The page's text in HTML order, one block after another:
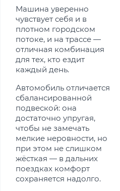
Машина уверенно
чувствует себя и в
плотном городском
потоке, и на трассе —
отличная комбинация
для тех, кто ездит
каждый день.
Автомобиль отличается
сбалансированной
подвеской: она
достаточно упругая,
чтобы не замечать
мелкие неровности, но
при этом не слишком
жёсткая — в дальних
поездках комфорт
сохраняется надолго.